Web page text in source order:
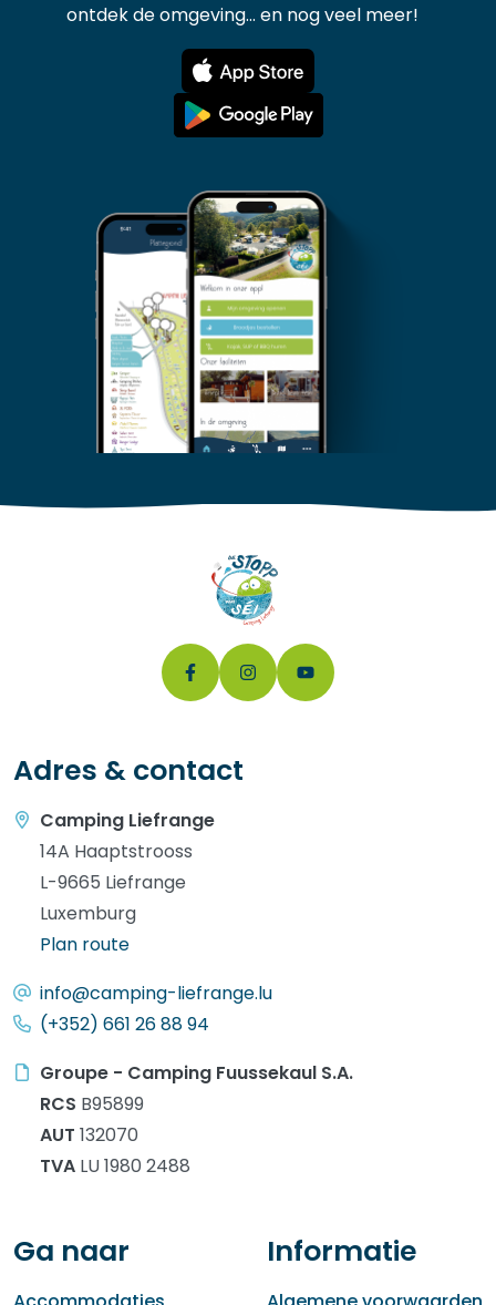
ontdek de omgeving... en nog veel meer!
Adres & contact
Camping Liefrange
14A Haaptstrooss
L-9665 Liefrange
Luxemburg
Plan route
info@camping-liefrange.lu
(+352) 661 26 88 94
Groupe - Camping Fuussekaul S.A.
RCS B95899
AUT 132070
TVA LU 1980 2488
Ga naar Informatie